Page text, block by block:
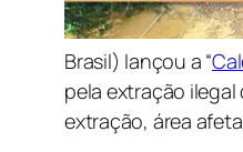
Brasil) lançou a “
pela extração
extração, área